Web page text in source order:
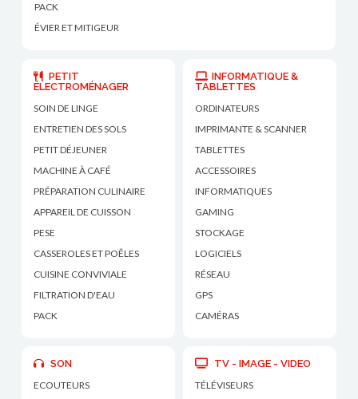
PACK
ÉVIER ET MITIGEUR
PETIT
ÉLECTROMÉNAGER
SOIN DE LINGE
ENTRETIEN DES SOLS
PETIT DÉJEUNER
MACHINE À CAFÉ
PRÉPARATION CULINAIRE
APPAREIL DE CUISSON
PESE
CASSEROLES ET POÊLES
CUISINE CONVIVIALE
FILTRATION D'EAU
PACK
INFORMATIQUE &
TABLETTES
ORDINATEURS
IMPRIMANTE & SCANNER
TABLETTES
ACCESSOIRES
INFORMATIQUES
GAMING
STOCKAGE
LOGICIELS
RÉSEAU
GPS
CAMÉRAS
SON
ECOUTEURS
TV - IMAGE - VIDEO
TÉLÉVISEURS